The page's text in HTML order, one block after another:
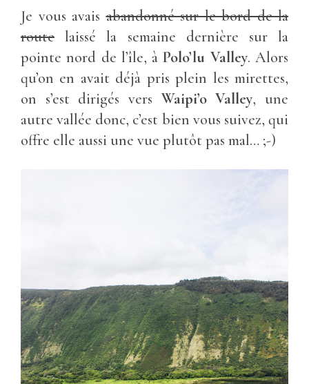
Je vous avaisabandonné sur le bord de la
route laissé la semaine dernière sur la
pointe nord de l’île, àPolo’lu Valley. Alors
qu’on en avait déjà pris plein les mirettes,
on s’est dirigés vers Waipi’o Valley, une
autre vallée donc, c’est bien vous suivez, qui
offre elle aussi une vue plutôt pas mal… ;-)